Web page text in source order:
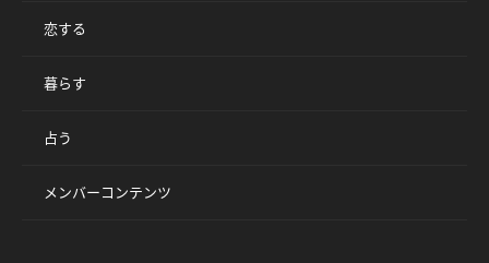
恋する
暮らす
占う
メンバーコンテンツ